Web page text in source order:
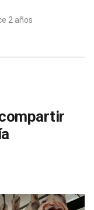
2 años